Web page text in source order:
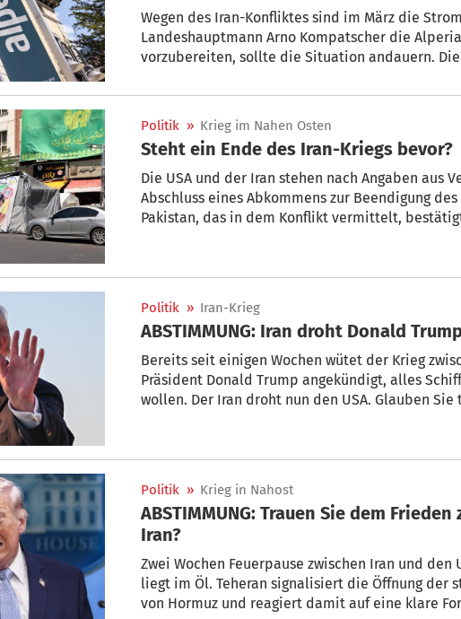
Wegen des Iran-Konfliktes sind im März die
Landeshauptmann Arno Kompatscher die
vorzubereiten, sollte die Situation andauern. Die Alperia hat
Politik » Krieg im Nahen Osten
Steht ein Ende des Iran-Kriegs bevor?
Die USA und der Iran stehen nach Angaben aus
Abschluss eines Abkommens zur Beendigung
Pakistan, das in dem Konflikt vermittelt,
nah dran.“ Wie Teheran im Anschluss mitteilte,
Politik » Iran-Krieg
ABSTIMMUNG: Iran droht Donald
Bereits seit einigen Wochen wütet der Krieg
Präsident Donald Trump angekündigt, alles
wollen. Der Iran droht nun den USA. Glauben
Politik » Krieg in Nahost
ABSTIMMUNG: Trauen Sie dem
Iran?
Zwei Wochen Feuerpause zwischen Iran und
liegt im Öl. Teheran signalisiert die Öffnung der
von Hormuz und reagiert damit auf eine klare